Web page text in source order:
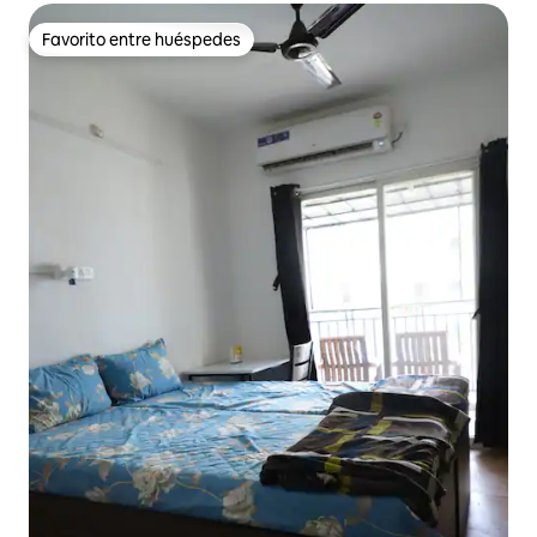
Favorito entre huéspedes
Favorito entre huéspedes